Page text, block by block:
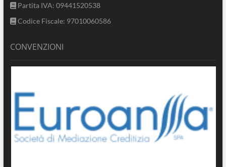
Partita IVA: 09441520538
Codice Fiscale: 97010060586
CONVENZIONI